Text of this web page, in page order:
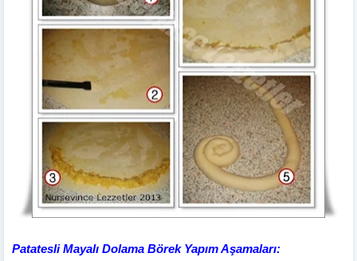
Patatesli Mayalı Dolama Börek Yapım Aşamaları: